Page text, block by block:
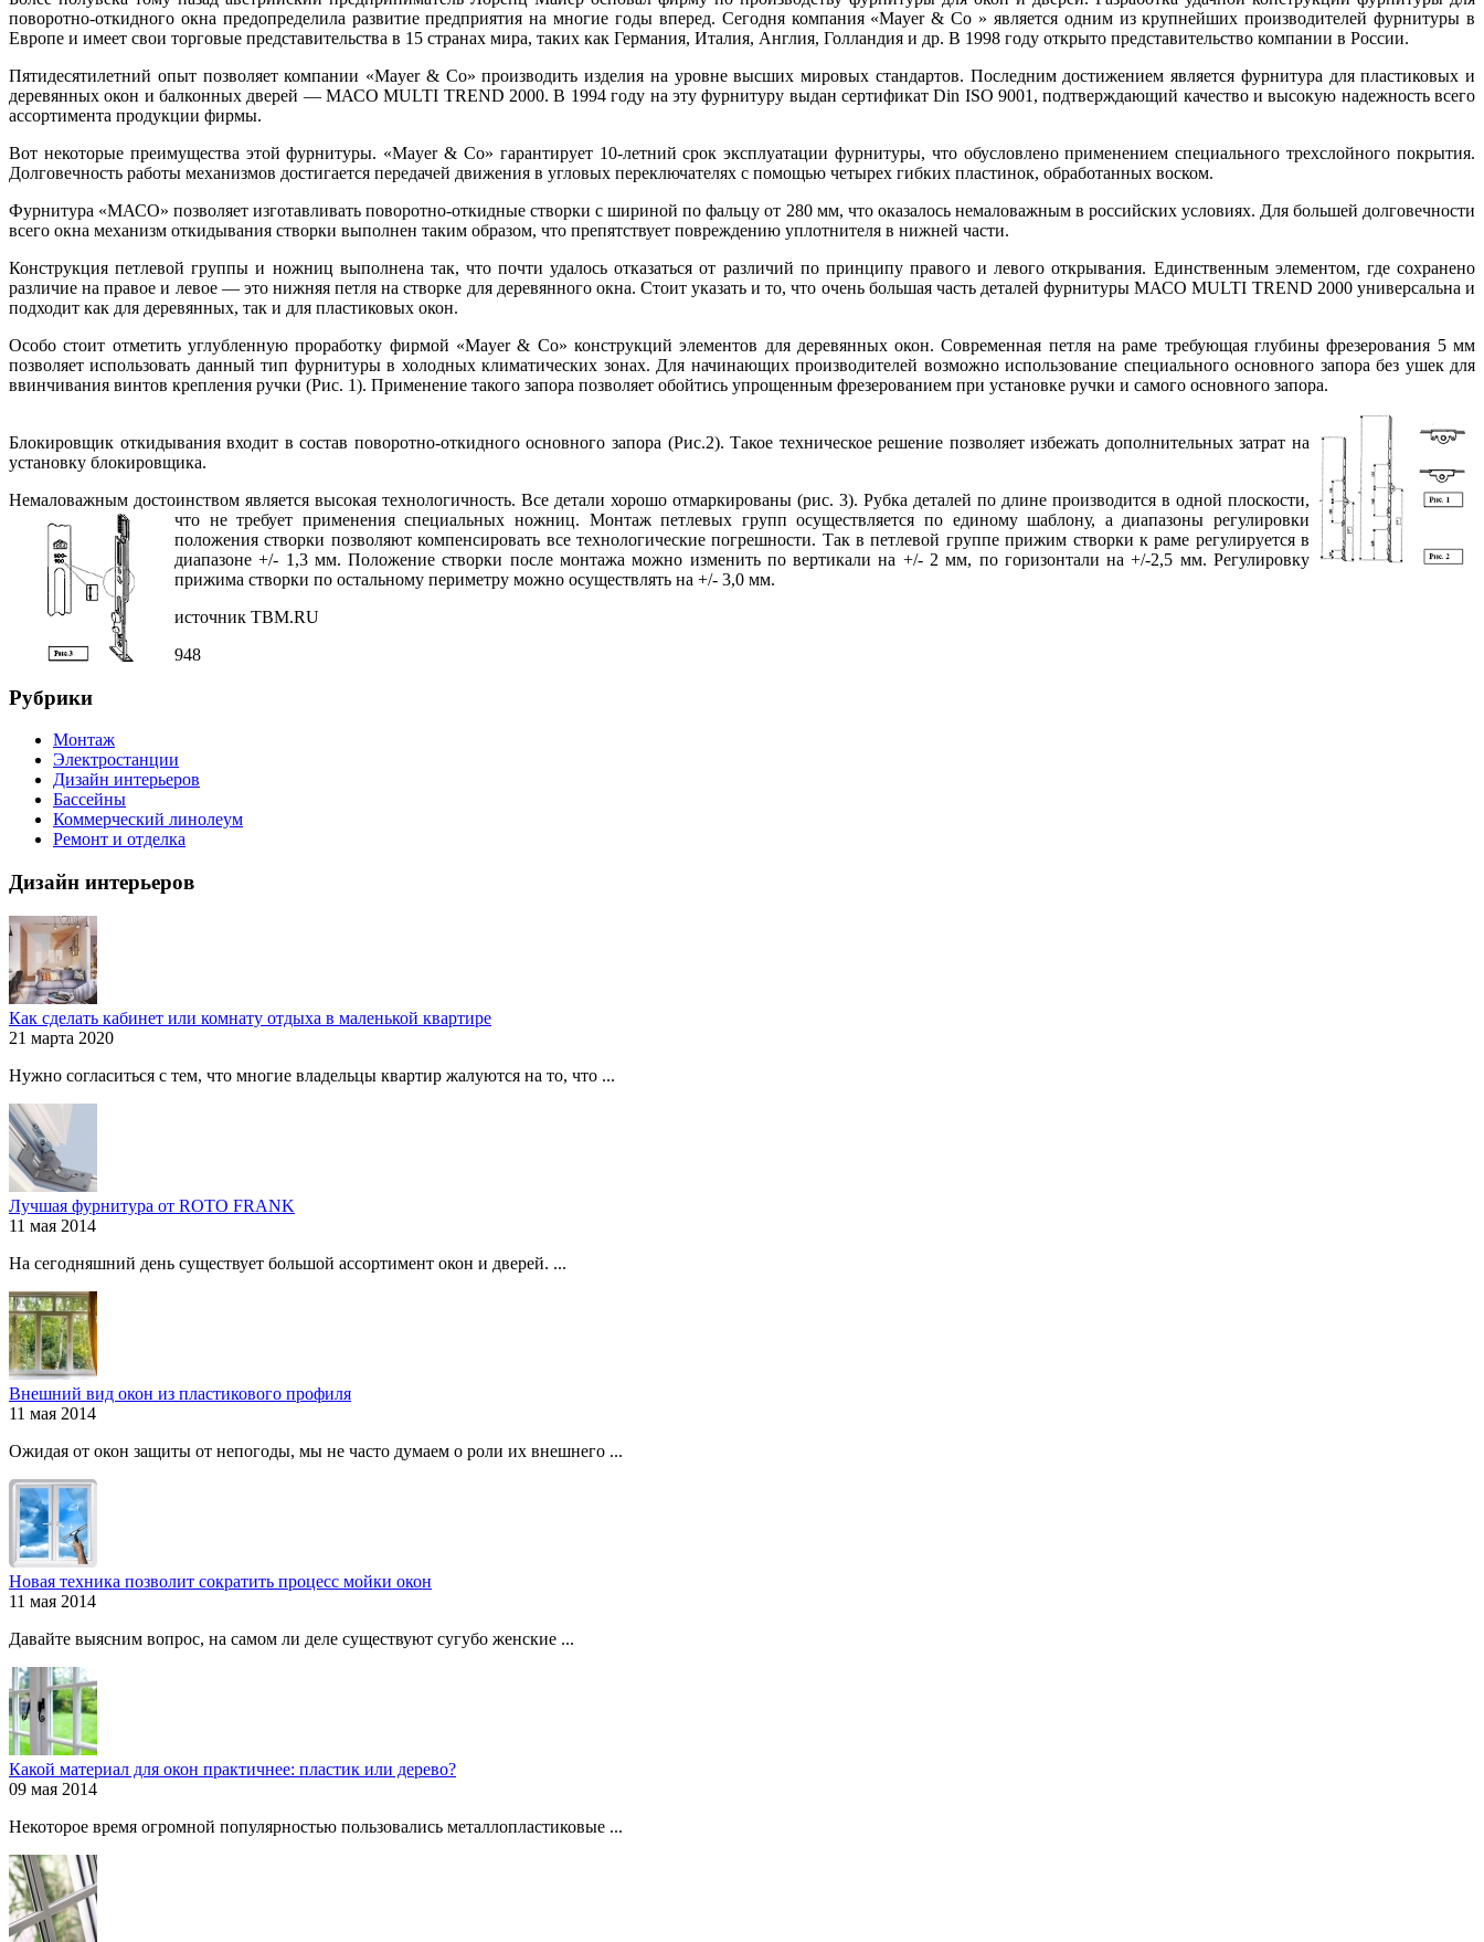
поворотно-откидного окна предопределила развитие предприятия на многие годы вперед. Сегодня компания «Mayer & Co » является одним из крупнейших производителей фурнитуры в
Европе и имеет свои торговые представительства в 15 странах мира, таких как Германия, Италия, Англия, Голландия и др. В 1998 году открыто представительство компании в России.
Пятидесятилетний опыт позволяет компании «Mayer & Co» производить изделия на уровне высших мировых стандартов. Последним достижением является фурнитура для пластиковых и
деревянных окон и балконных дверей — МАСО MULTI TREND 2000. В 1994 году на эту фурнитуру выдан сертификат Din ISO 9001, подтверждающий качество и высокую надежность всего
ассортимента продукции фирмы.
Вот некоторые преимущества этой фурнитуры. «Mayer & Co» гарантирует 10-летний срок эксплуатации фурнитуры, что обусловлено применением специального трехслойного покрытия.
Долговечность работы механизмов достигается передачей движения в угловых переключателях с помощью четырех гибких пластинок, обработанных воском.
Фурнитура «МАСО» позволяет изготавливать поворотно-откидные створки с шириной по фальцу от 280 мм, что оказалось немаловажным в российских условиях. Для большей долговечности
всего окна механизм откидывания створки выполнен таким образом, что препятствует повреждению уплотнителя в нижней части.
Конструкция петлевой группы и ножниц выполнена так, что почти удалось отказаться от различий по принципу правого и левого открывания. Единственным элементом, где сохранено
различие на правое и левое — это нижняя петля на створке для деревянного окна. Стоит указать и то, что очень большая часть деталей фурнитуры МАСО MULTI TREND 2000 универсальна и
подходит как для деревянных, так и для пластиковых окон.
Особо стоит отметить углубленную проработку фирмой «Mayer & Co» конструкций элементов для деревянных окон. Современная петля на раме требующая глубины фрезерования 5 мм
позволяет использовать данный тип фурнитуры в холодных климатических зонах. Для начинающих производителей возможно использование специального основного запора без ушек для
ввинчивания винтов крепления ручки (Рис. 1). Применение такого запора позволяет обойтись упрощенным фрезерованием при установке ручки и самого основного запора.
Блокировщик откидывания входит в состав поворотно-откидного основного запора (Рис.2). Такое техническое решение позволяет избежать дополнительных затрат на
установку блокировщика.
Немаловажным достоинством является высокая технологичность. Все детали хорошо отмаркированы (рис. 3). Рубка деталей по длине производится в одной плоскости,
что не требует применения специальных ножниц. Монтаж петлевых групп осуществляется по единому шаблону, а диапазоны регулировки
положения створки позволяют компенсировать все технологические погрешности. Так в петлевой группе прижим створки к раме регулируется в
диапазоне +/- 1,3 мм. Положение створки после монтажа можно изменить по вертикали на +/- 2 мм, по горизонтали на +/-2,5 мм. Регулировку
прижима створки по остальному периметру можно осуществлять на +/- 3,0 мм.
источник TBM.RU
948
Рубрики
Монтаж
Электростанции
Дизайн интерьеров
Бассейны
Коммерческий линолеум
Ремонт и отделка
Дизайн интерьеров
Как сделать кабинет или комнату отдыха в маленькой квартире
21 марта 2020
Нужно согласиться с тем, что многие владельцы квартир жалуются на то, что ...
Лучшая фурнитура от ROTO FRANK
11 мая 2014
На сегодняшний день существует большой ассортимент окон и дверей. ...
Внешний вид окон из пластикового профиля
11 мая 2014
Ожидая от окон защиты от непогоды, мы не часто думаем о роли их внешнего ...
Новая техника позволит сократить процесс мойки окон
11 мая 2014
Давайте выясним вопрос, на самом ли деле существуют сугубо женские ...
Какой материал для окон практичнее: пластик или дерево?
09 мая 2014
Некоторое время огромной популярностью пользовались металлопластиковые ...